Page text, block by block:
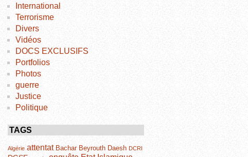
International
Terrorisme
Divers
Vidéos
DOCS EXCLUSIFS
Portfolios
Photos
guerre
Justice
Politique
TAGS
Algérie attentat Bachar Beyrouth Daesh DCRI